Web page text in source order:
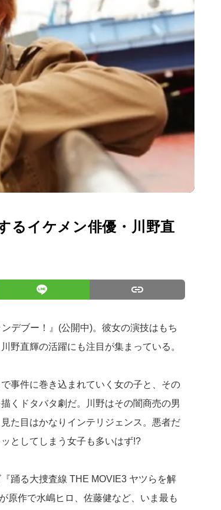
るイケメン俳優・川野直
デブー！』(公開中)。彼女の演技はもち
野直輝の活躍にも注目が集まっている。
事件に巻き込まれていく女の子と、その
くドタバタ劇だ。川野はその闇商売の男
た目はかなりインテリジェンス。悪者だ
としてしまう女子も多いはず!?
踊る大捜査線 THE MOVIE3 ヤツらを解
原作で水嶋ヒロ、佐藤健など、いま最も